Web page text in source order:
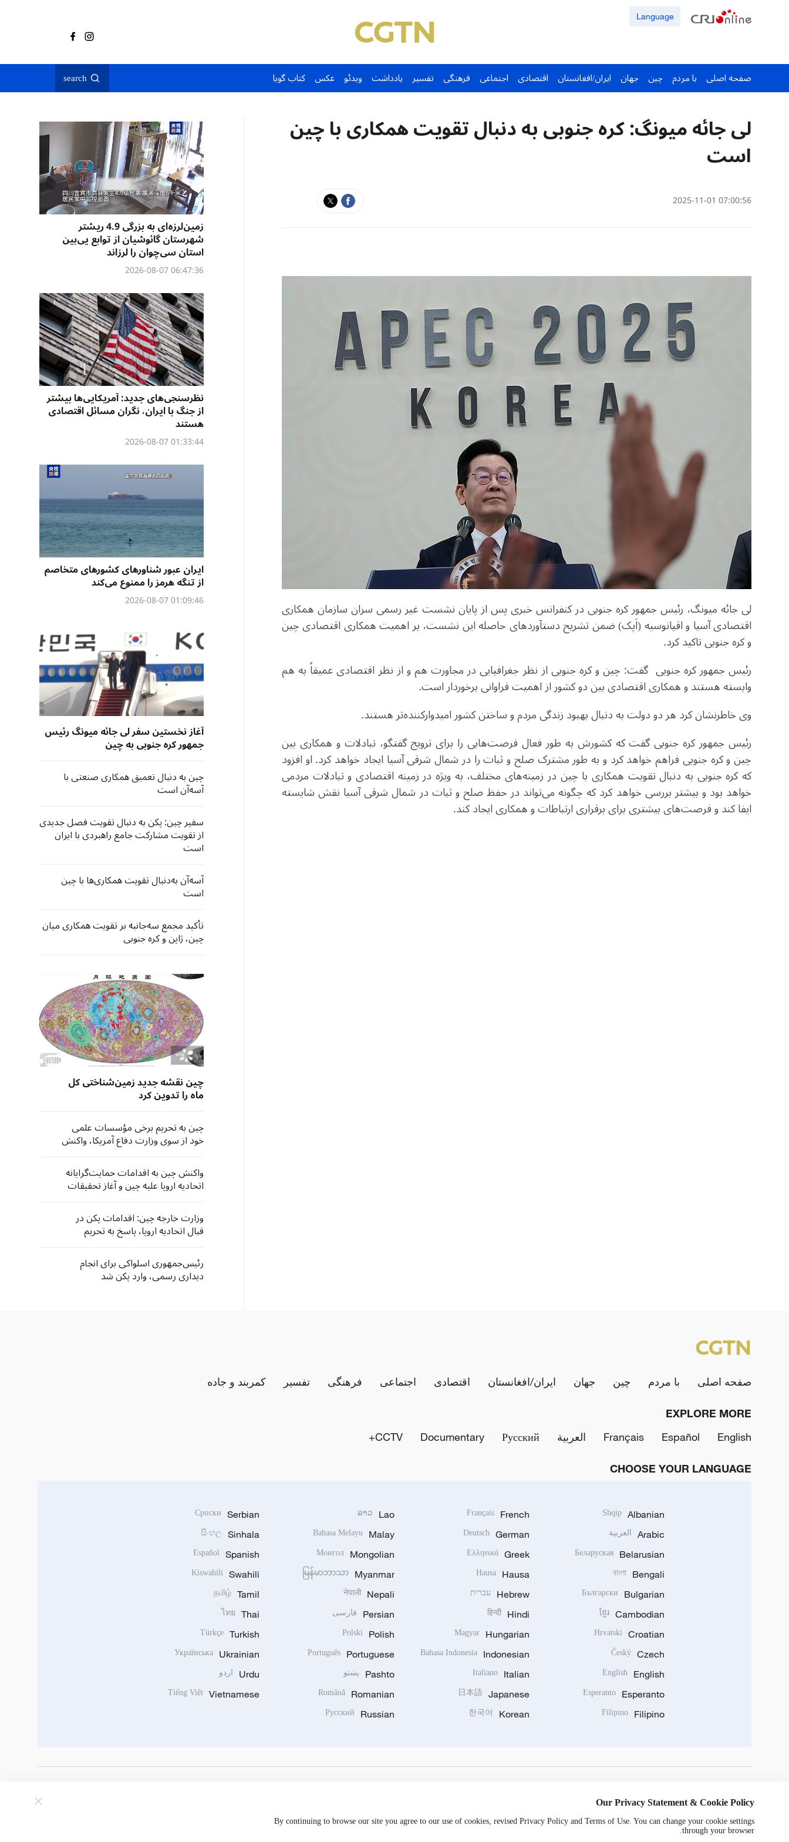
Language
صفحه اصلی با مردم چین جهان ایران/افغانستان اقتصادی اجتماعی فرهنگی تفسیر یادداشت ویدئو عکس کتاب گویا search
لی جائه میونگ: کره جنوبی به دنبال تقویت همکاری با چین
است
07:00:56 2025-11-01
لی جائه میونگ، رئیس جمهور کره جنوبی در کنفرانس خبری پس از پایان نشست غیر رسمی سران سازمان همکاری
اقتصادی آسیا و اقیانوسیه (اَپک) ضمن تشریح دستآوردهای حاصله این نشست، بر اهمیت همکاری اقتصادی چین
و کره جنوبی تاکید کرد.
رئیس جمهور کره جنوبی گفت: چین و کره جنوبی از نظر جغرافیایی در مجاورت هم و از نظر اقتصادی عمیقاً به هم
وابسته هستند و همکاری اقتصادی بین دو کشور از اهمیت فراوانی برخوردار است.
وی خاطرنشان کرد هر دو دولت به دنبال بهبود زندگی مردم و ساختن کشور امیدوارکننده‌تر هستند.
رئیس جمهور کره جنوبی گفت که کشورش به طور فعال فرصت‌هایی را برای ترویج گفتگو، تبادلات و همکاری بین
چین و کره جنوبی فراهم خواهد کرد و به طور مشترک صلح و ثبات را در شمال شرقی آسیا ایجاد خواهد کرد. او افزود
که کره جنوبی به دنبال تقویت همکاری با چین در زمینه‌های مختلف، به ویژه در زمینه اقتصادی و تبادلات مردمی
خواهد بود و بیشتر بررسی خواهد کرد که چگونه می‌تواند در حفظ صلح و ثبات در شمال شرقی آسیا نقش شایسته
ایفا کند و فرصت‌های بیشتری برای برقراری ارتباطات و همکاری ایجاد کند.
زمین‌لرزه‌ای به بزرگی 4.9 ریشتر
شهرستان گائوشیان از توابع یی‌بین
استان سی‌چوان را لرزاند
06:47:36 2026-08-07
نظرسنجی‌‌های جدید: آمریکایی‌ها بیشتر
از جنگ با ایران، نگران مسائل اقتصادی
هستند
01:33:44 2026-08-07
ایران عبور شناورهای کشورهای متخاصم
از تنگه هرمز را ممنوع می‌کند
01:09:46 2026-08-07
آغاز نخستین سفر لی جائه میونگ رئیس
جمهور کره جنوبی به چین
چین به دنبال تعمیق همکاری صنعتی با
آسه‌آن است
سفیر چین: پکن به دنبال تقویت فصل جدیدی
از تقویت مشارکت جامع راهبردی با ایران
است
آسه‌آن به‌دنبال تقویت همکاری‌ها با چین
است
تأکید مجمع سه‌جانبه بر تقویت همکاری میان
چین، ژاپن و کره جنوبی
چین نقشه جدید زمین‌شناختی کل
ماه را تدوین کرد
چین به تحریم برخی مؤسسات علمی
خود از سوی وزارت دفاع آمریکا، واکنش
نشان داد
واکنش چین به اقدامات حمایت‌گرایانه
اتحادیه اروپا علیه چین و آغاز تحقیقات
۳۰۱ آمریکا به بهانه "ظرفیت مازاد"
وزارت خارجه چین: اقدامات پکن در
قبال اتحادیه اروپا، پاسخ به تحریم
شرکت‌های چینی است
رئیس‌جمهوری اسلواکی برای انجام
دیداری رسمی، وارد پکن شد
صفحه اصلی با مردم چین جهان ایران/افغانستان اقتصادی اجتماعی فرهنگی تفسیر کمربند و جاده
EXPLORE MORE
English
Español
Français العربية Русский
Documentary
CCTV+
CHOOSE YOUR LANGUAGE
Albanian
Shqip
Arabic العربية
Belarusian
Беларуская
Bengali
বাংলা
Bulgarian
Български
Cambodian
ខ្មែរ
Croatian
Hrvatski
Czech
Český
English
English
Esperanto
Esperanto
Filipino
Filipino
French
Français
German
Deutsch
Greek
Ελληνικά
Hausa
Hausa
Hebrew עברית
Hindi
हिन्दी
Hungarian
Magyar
Indonesian
Bahasa Indonesia
Italian
Italiano
Japanese
日本語
Korean
한국어
Lao
ລາວ
Malay
Bahasa Melayu
Mongolian
Монгол
Myanmar
မြန်မာဘာသာ
Nepali
नेपाली
Persian فارسی
Polish
Polski
Portuguese
Português
Pashto پښتو
Romanian
Română
Russian
Русский
Serbian
Српски
Sinhala
සිංහල
Spanish
Español
Swahili
Kiswahili
Tamil
தமிழ்
Thai
ไทย
Turkish
Türkçe
Ukrainian
Українська
Urdu اردو
Vietnamese
Tiếng Việt
Our Privacy Statement & Cookie Policy
By continuing to browse our site you agree to our use of cookies, revised Privacy Policy and Terms of Use. You can change your cookie settings
through your browser.